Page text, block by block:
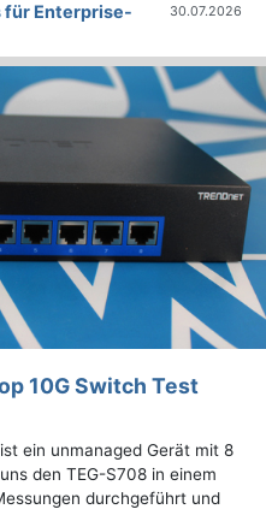
für Enterprise-
30.07.2026
10G Switch Test
ein unmanaged Gerät mit 8
den TEG-S708 in einem
durchgeführt und